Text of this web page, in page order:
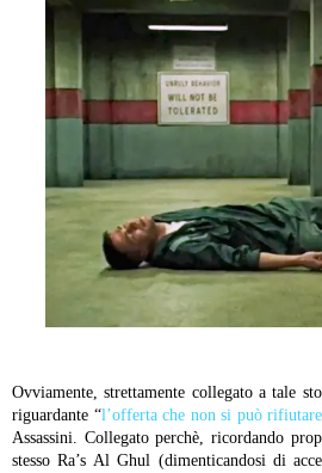
Ovviamente, strettamente collegato a tale
riguardante “l’offerta che non si può rifiutare
Assassini. Collegato perchè, ricordando
stesso Ra’s Al Ghul (dimenticandosi di